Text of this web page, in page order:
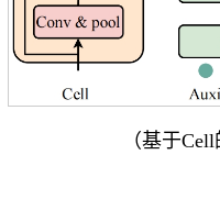
（基于